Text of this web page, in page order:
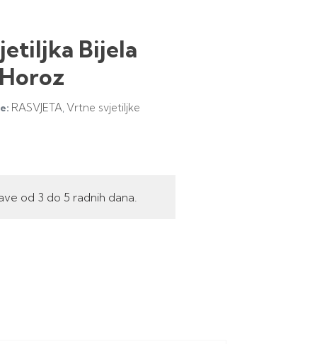
Bijela
RASVJETA Vrtne svjetiljke
od 3 do 5 radnih dana.